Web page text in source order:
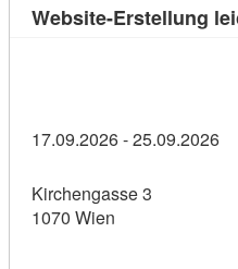
Website-Erstellung
17.09.2026 - 25.09.2026
Kirchengasse 3
1070 Wien